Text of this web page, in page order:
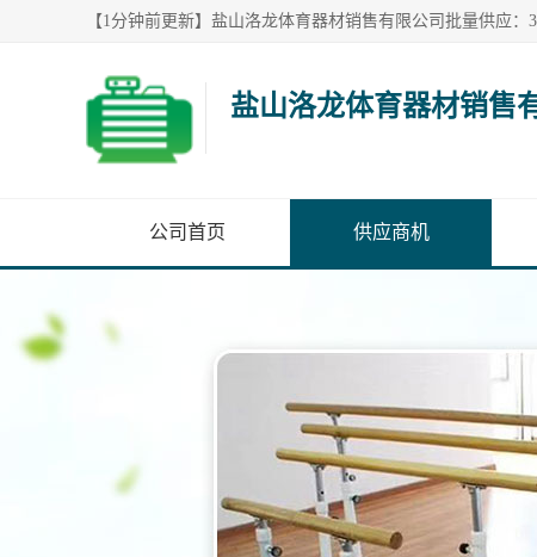
盐山洛龙体育器材销售
公司首页 供应商机